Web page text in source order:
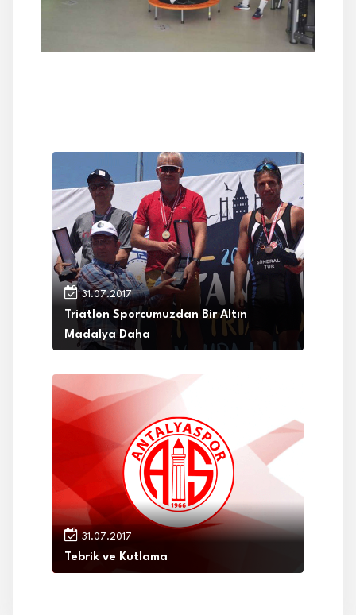
31.07.2017
Triatlon Sporcumuzdan Bir Altın
Madalya Daha
31.07.2017
Tebrik ve Kutlama